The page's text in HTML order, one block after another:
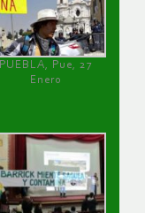
PUEBLA, Pue, 27
Enero